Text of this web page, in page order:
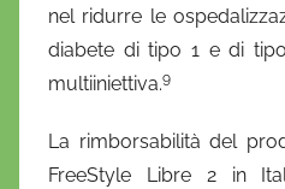
nel ridurre le
diabete di tipo 1 e di
multiiniettiva.9
La rimborsabilità del
FreeStyle Libre 2 in